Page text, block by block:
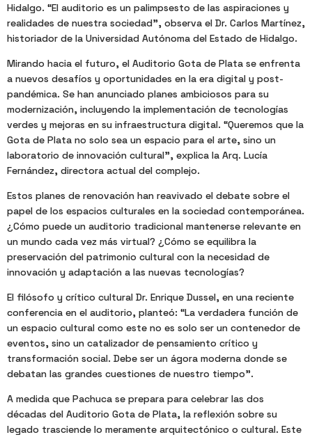
Hidalgo. “El auditorio es un palimpsesto de las aspiraciones y
realidades de nuestra sociedad”, observa el Dr. Carlos Martínez,
historiador de la Universidad Autónoma del Estado de Hidalgo.
Mirando hacia el futuro, el Auditorio Gota de Plata se enfrenta
a nuevos desafíos y oportunidades en la era digital y post-
pandémica. Se han anunciado planes ambiciosos para su
modernización, incluyendo la implementación de tecnologías
verdes y mejoras en su infraestructura digital. “Queremos que la
Gota de Plata no solo sea un espacio para el arte, sino un
laboratorio de innovación cultural”, explica la Arq. Lucía
Fernández, directora actual del complejo.
Estos planes de renovación han reavivado el debate sobre el
papel de los espacios culturales en la sociedad contemporánea.
¿Cómo puede un auditorio tradicional mantenerse relevante en
un mundo cada vez más virtual? ¿Cómo se equilibra la
preservación del patrimonio cultural con la necesidad de
innovación y adaptación a las nuevas tecnologías?
El filósofo y crítico cultural Dr. Enrique Dussel, en una reciente
conferencia en el auditorio, planteó: “La verdadera función de
un espacio cultural como este no es solo ser un contenedor de
eventos, sino un catalizador de pensamiento crítico y
transformación social. Debe ser un ágora moderna donde se
debatan las grandes cuestiones de nuestro tiempo”.
A medida que Pachuca se prepara para celebrar las dos
décadas del Auditorio Gota de Plata, la reflexión sobre su
legado trasciende lo meramente arquitectónico o cultural. Este